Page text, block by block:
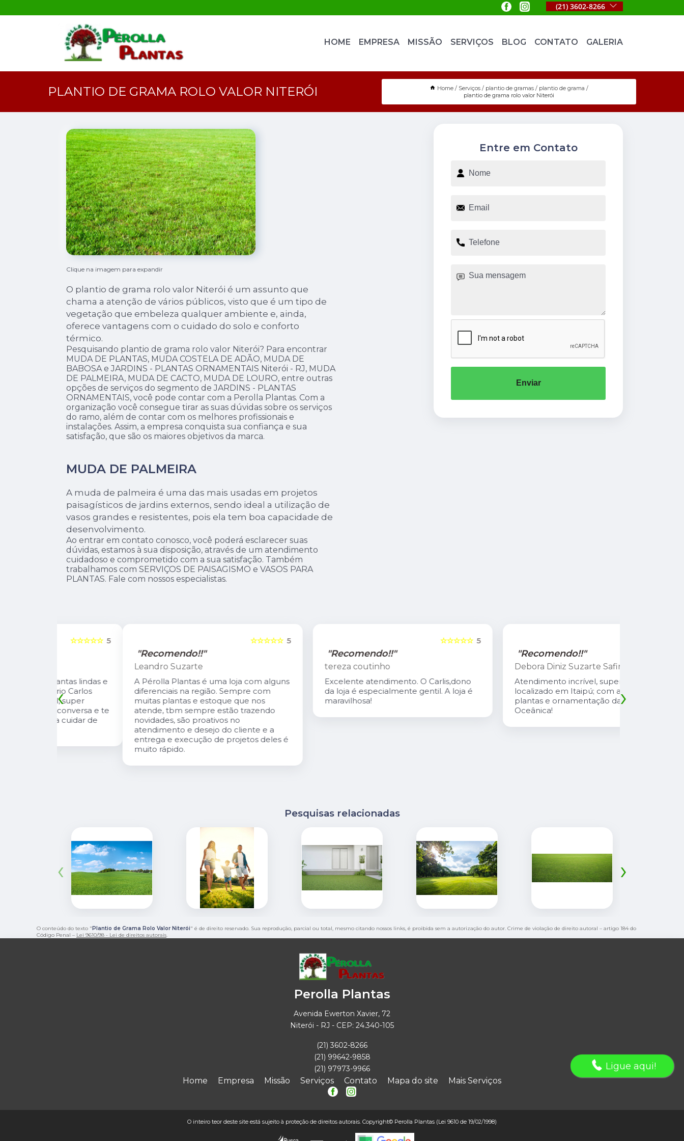
(21) 3602-8266
HOME EMPRESA MISSÃO SERVIÇOS BLOG CONTATO GALERIA
PLANTIO DE GRAMA ROLO VALOR NITERÓI Home Serviços plantio de gramas
plantio de grama
plantio de grama rolo valor Niterói
Clique na imagem para expandir
O plantio de grama rolo valor Niterói é um assunto que
chama a atenção de vários públicos, visto que é um tipo de
vegetação que embeleza qualquer ambiente e, ainda,
oferece vantagens com o cuidado do solo e conforto
térmico.
Pesquisando plantio de grama rolo valor Niterói? Para encontrar
MUDA DE PLANTAS, MUDA COSTELA DE ADÃO, MUDA DE
BABOSA e JARDINS - PLANTAS ORNAMENTAIS Niterói - RJ, MUDA
DE PALMEIRA, MUDA DE CACTO, MUDA DE LOURO, entre outras
opções de serviços do segmento de JARDINS - PLANTAS
ORNAMENTAIS, você pode contar com a Perolla Plantas. Com a
organização você consegue tirar as suas dúvidas sobre os serviços
do ramo, além de contar com os melhores profissionais e
instalações. Assim, a empresa conquista sua confiança e sua
satisfação, que são os maiores objetivos da marca.
MUDA DE PALMEIRA
A muda de palmeira é uma das mais usadas em projetos
paisagísticos de jardins externos, sendo ideal a utilização de
vasos grandes e resistentes, pois ela tem boa capacidade de
desenvolvimento.
Ao entrar em contato conosco, você poderá esclarecer suas
dúvidas, estamos à sua disposição, através de um atendimento
cuidadoso e comprometido com a sua satisfação. Também
trabalhamos com SERVIÇOS DE PAISAGISMO e VASOS PARA
PLANTAS. Fale com nossos especialistas.
Entre em Contato
Enviar
"Recomendo!!"
Leandro Suzarte
A Pérolla Plantas é uma loja com alguns
diferenciais na região. Sempre com
muitas plantas e estoque que nos
atende, tbm sempre estão trazendo
novidades, são proativos no
atendimento e desejo do cliente e a
entrega e execução de projetos deles é
muito rápido.
"Recomendo!!"
tereza coutinho
Excelente atendimento. O Carlis,dono
da loja é especialmente gentil. A loja é
maravilhosa!
"Recomendo!!"
Debora Diniz Suzarte Safira
Atendimento incrível, super bem
localizado em Itaipú; com as melhores
plantas e ornamentação da Região
‹ ›
Pesquisas relacionadas
‹ ›
O conteúdo do texto "Plantio de Grama Rolo Valor Niterói" é de direito reservado. Sua reprodução, parcial ou total, mesmo citando nossos links, é proibida sem a autorização do autor. Crime de violação de direito autoral – artigo 184 do
Código Penal – Lei 9610/98 - Lei de direitos autorais.
Perolla Plantas
Avenida Ewerton Xavier, 72
Niterói - RJ - CEP: 24.340-105
(21) 3602-8266
(21) 99642-9858
(21) 97973-9966
Home Empresa Missão Serviços Contato Mapa do site Mais Serviços
O inteiro teor deste site está sujeito à proteção de direitos autorais. Copyright© Perolla Plantas (Lei 9610 de 19/02/1998)
Ligue aqui!